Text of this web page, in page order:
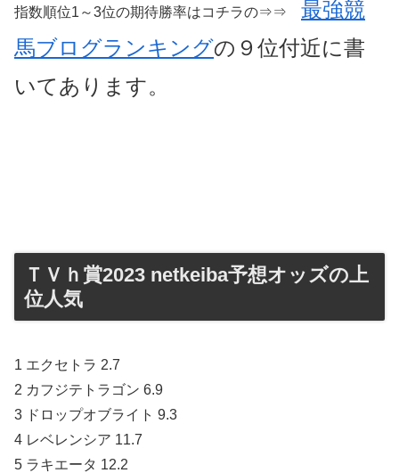
指数順位1～3位の期待勝率はコチラの⇒⇒ 最強競
馬ブログランキングの９位付近に書
いてあります。
ＴＶｈ賞2023 netkeiba予想オッズの上
位人気
1 エクセトラ 2.7
2 カフジテトラゴン 6.9
3 ドロップオブライト 9.3
4 レベレンシア 11.7
5 ラキエータ 12.2